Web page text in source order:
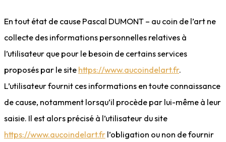
En tout état de cause Pascal DUMONT – au coin de l’art ne
collecte des informations personnelles relatives à
l’utilisateur que pour le besoin de certains services
proposés par le site https://www.aucoindelart.fr.
L’utilisateur fournit ces informations en toute connaissance
de cause, notamment lorsqu’il procède par lui-même à leur
saisie. Il est alors précisé à l’utilisateur du site
https://www.aucoindelart.fr l’obligation ou non de fournir